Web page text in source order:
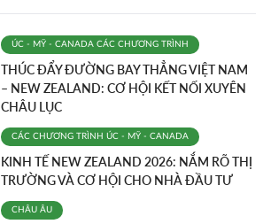
ÚC - MỸ - CANADA CÁC CHƯƠNG TRÌNH
THÚC ĐẨY ĐƯỜNG BAY THẲNG VIỆT NAM
– NEW ZEALAND: CƠ HỘI KẾT NỐI XUYÊN
CHÂU LỤC
CÁC CHƯƠNG TRÌNH ÚC - MỸ - CANADA
KINH TẾ NEW ZEALAND 2026: NẮM RÕ THỊ
TRƯỜNG VÀ CƠ HỘI CHO NHÀ ĐẦU TƯ
CHÂU ÂU